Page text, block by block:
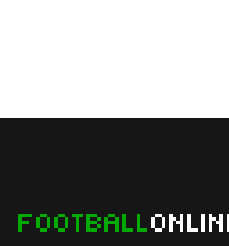
FOOTBALL